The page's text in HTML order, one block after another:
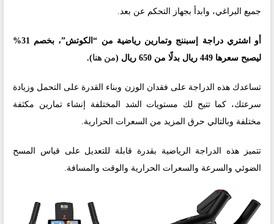
جميع البراغي، وابدأ بجهاز التحكم عن بعد.
أو اشتري دراجة إسبننج وتمارين رياضية من “الكوتش”، بخصم 31%
ليصبح سعرها 449 ريال بدلًا من 650 ريال (
من هنا).
تساعدك هذه الدراجة على فقدان الوزن وبناء القدرة على التحمل وزيادة
سرعتك، كما تتيح لك مستويات الشد المختلفة إنشاء تمارين مكثفة
مختلفة وبالتالي حرق المزيد من السعرات الحرارية.
تتميز هذه الدراجة الرياضية بقدرة قابلة للتعديل على قياس المسح
الضوئي والسرعة والسعرات الحرارية والوقت والمسافة.